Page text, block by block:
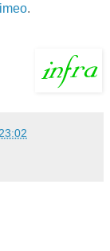
.
23:02